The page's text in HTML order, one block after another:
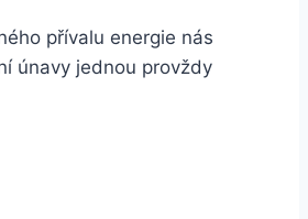
přívalu energie nás
únavy jednou provždy